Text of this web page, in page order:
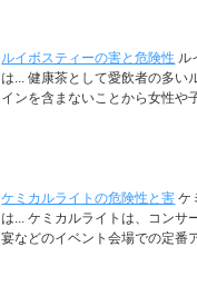
ルイボスティーの害と危険性 ル
は... 健康茶として愛飲者の多い
インを含まないことから女性や子
ケミカルライトの危険性と害 ケ
は... ケミカルライトは、コンサ
宴などのイベント会場での定番ア